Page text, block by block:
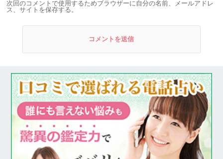
次回のコメントで使用するためブラウザーに自分の名前、メールアドレ
ス、サイトを保存する。